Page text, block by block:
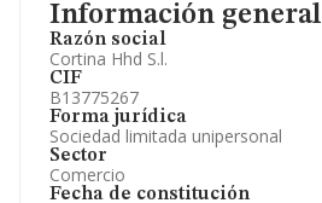
Información general
Razón social
Cortina Hhd S.l.
CIF
B13775267
Forma jurídica
Sociedad limitada unipersonal
Sector
Comercio
Fecha de constitución